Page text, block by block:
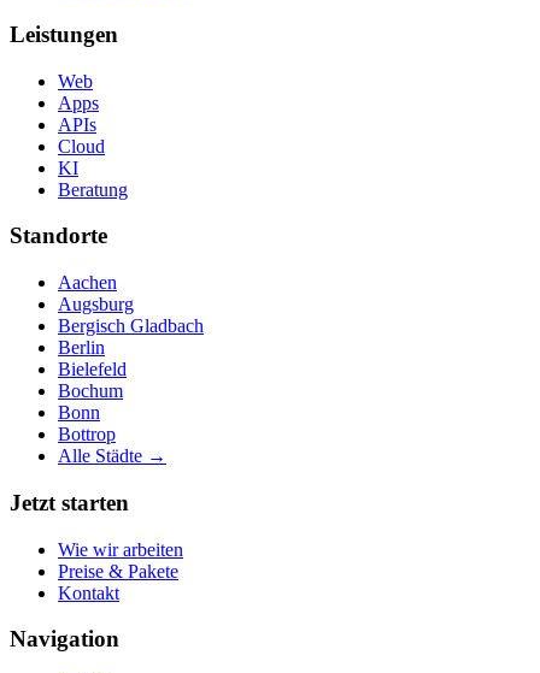
Leistungen
Web
Apps
APIs
Cloud
KI
Beratung
Standorte
Aachen
Augsburg
Bergisch Gladbach
Berlin
Bielefeld
Bochum
Bonn
Bottrop
Alle Städte →
Jetzt starten
Wie wir arbeiten
Preise & Pakete
Kontakt
Navigation